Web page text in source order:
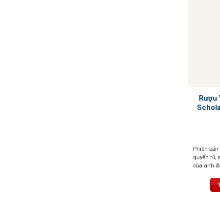
Rượu
Phiên
quyến rũ,
của anh
gỗ sồi,
hương.